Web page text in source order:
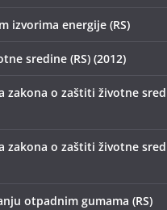
izvorima energije (RS)
sredine (RS) (2012)
zakona o zaštiti životne
zakona o zaštiti životne
otpadnim gumama (RS)